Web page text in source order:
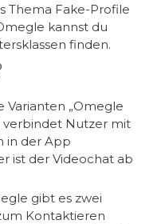
Thema Fake-Profile
kannst du
finden.
Varianten „Omegle
verbindet Nutzer mit
in der App
ist der Videochat ab
gibt es zwei
Kontaktieren